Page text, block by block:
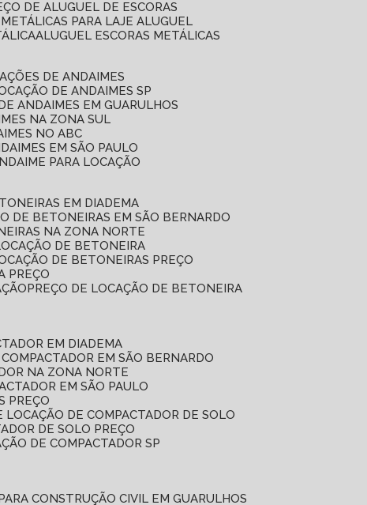
DE ALUGUEL DE ESCORAS
METÁLICAS PARA LAJE ALUGUEL
ALUGUEL ESCORAS METÁLICAS
DE ANDAIMES
DE ANDAIMES SP
ANDAIMES EM GUARULHOS
NA ZONA SUL
NO ABC
EM SÃO PAULO
ANDAIME PARA LOCAÇÃO
EM DIADEMA
DE BETONEIRAS EM SÃO BERNARDO
NA ZONA NORTE
DE BETONEIRA
DE BETONEIRAS PREÇO
PREÇO
PREÇO DE LOCAÇÃO DE BETONEIRA
EM DIADEMA
COMPACTADOR EM SÃO BERNARDO
NA ZONA NORTE
EM SÃO PAULO
PREÇO
LOCAÇÃO DE COMPACTADOR DE SOLO
DE SOLO PREÇO
DE COMPACTADOR SP
CONSTRUÇÃO CIVIL EM GUARULHOS